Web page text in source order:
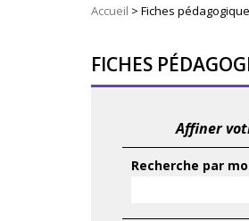
Accueil > Fiches
FICHES
Affiner
Recherche par